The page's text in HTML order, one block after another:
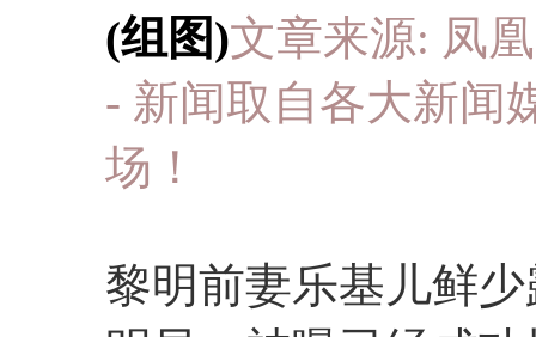
(组图)文章来源: 凤
- 新闻取自各大新闻
场！
黎明前妻乐基儿鲜